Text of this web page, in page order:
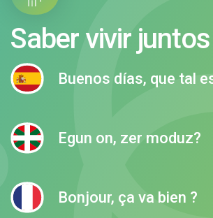
Saber vivir juntos
Buenos días, que tal
Egun on, zer moduz?
Bonjour, ça va bien ?